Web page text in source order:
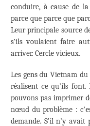
conduire, à cause de
parce que parce que
Leur principale source
s’ils voulaient faire
arriver. Cercle vicieux.
Les gens du Vietnam
réalisent ce qu’ils
pouvons pas imprimer
nœud du problème :
demande. S’il n’y